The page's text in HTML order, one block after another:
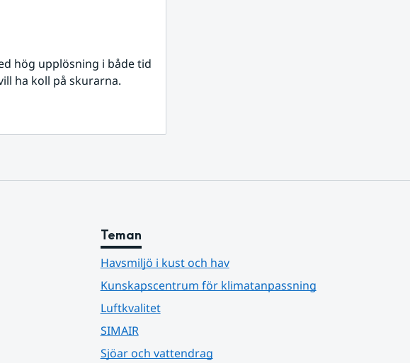
hög upplösning i både tid
ha koll på skurarna.
Teman
Havsmiljö i kust och hav
Kunskapscentrum för klimatanpassning
Luftkvalitet
SIMAIR
Sjöar och vattendrag